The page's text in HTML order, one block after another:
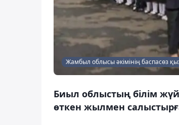
Жамбыл облысы әкімінің баспасөз
Биыл облыстың білім
өткен жылмен